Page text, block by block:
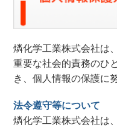
燐化学工業株式会社は
重要な社会的責務のひ
き、個人情報の保護に
法令遵守等について
燐化学工業株式会社は